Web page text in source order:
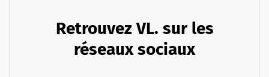
Retrouvez VL. sur les
réseaux sociaux